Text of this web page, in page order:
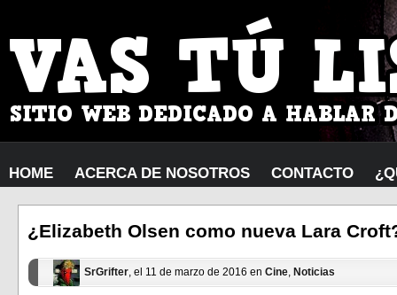
HOME ACERCA DE NOSOTROS CONTACTO
¿Elizabeth Olsen como nueva Lara
SrGrifter, el 11 de marzo de 2016 en Cine, Noticias